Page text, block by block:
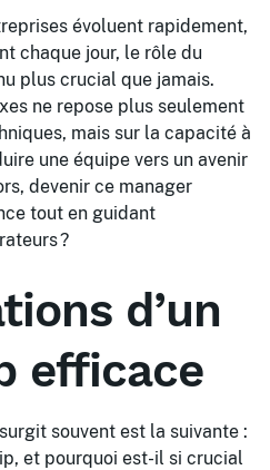
évoluent rapidement,
chaque jour, le rôle du
plus crucial que jamais.
ne repose plus seulement
mais sur la capacité à
une équipe vers un avenir
devenir ce manager
tout en guidant
?
d’un
efficace
souvent est la suivante :
et pourquoi est-il si crucial